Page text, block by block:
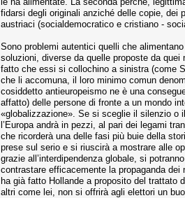
fidarsi degli originali anziché delle copie,
austriaci (socialdemocratico e cristiano -
Sono problemi autentici quelli che
soluzioni, diverse da quelle proposte da
fatto che essi si collochino a sinistra (come
che li accomuna, il loro minimo comun
cosiddetto antieuropeismo ne è una
affatto) delle persone di fronte a un mondo
«globalizzazione». Se si sceglie il silenzio o
l’Europa andrà in pezzi, al pari dei legami
che ricorderà una delle fasi più buie della
prese sul serio e si riuscirà a mostrare alle
grazie all’interdipendenza globale, si
contrastare efficacemente la propaganda
ha già fatto Hollande a proposito del trattato
altri come lei, non si offrirà agli elettori un